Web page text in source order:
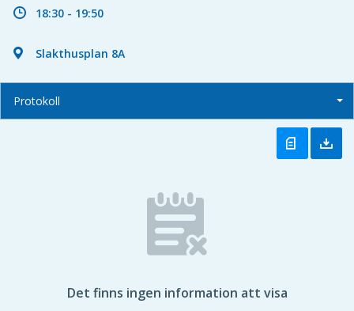
18:30 - 19:50
Slakthusplan 8A
Protokoll
Det finns ingen information att visa